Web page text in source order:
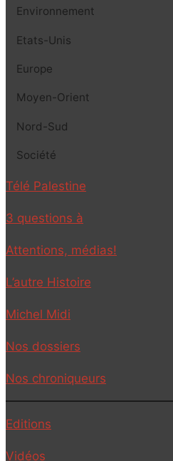
Environnement
Etats-Unis
Europe
Moyen-Orient
Nord-Sud
Société
Télé Palestine
3 questions à
Attentions, médias!
L’autre Histoire
Michel Midi
Nos dossiers
Nos chroniqueurs
Editions
Vidéos